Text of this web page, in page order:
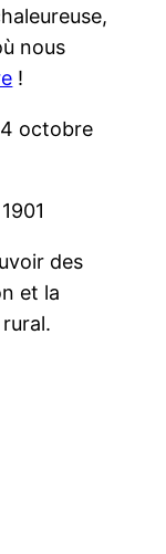
nous
!
octobre
des
et la